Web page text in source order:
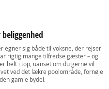
egner sig både til voksne, der rejser
rigtig mange tilfredse gæster – og
helt i top, uanset om du gerne vil
ved det lækre poolområde, fornøje
gamle bydel.